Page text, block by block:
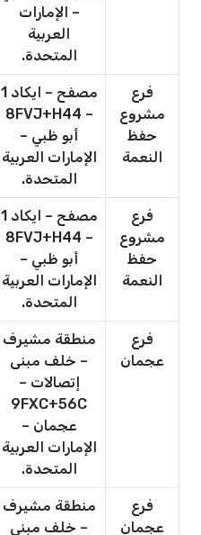
– الإمارات
العربية
المتحدة.
فرع
مشروع
حفظ
النعمة
مصفح – ايكاد 1
– 8FVJ+H44
أبو ظبي –
الإمارات العربية
المتحدة.
فرع
مشروع
حفظ
النعمة
مصفح – ايكاد 1
– 8FVJ+H44
أبو ظبي –
الإمارات العربية
المتحدة.
فرع
عجمان
منطقة مشيرف
– خلف مبنى
إتصالات –
9FXC+56C
عجمان –
الإمارات العربية
المتحدة.
فرع
عجمان
منطقة مشيرف
– خلف مبنى